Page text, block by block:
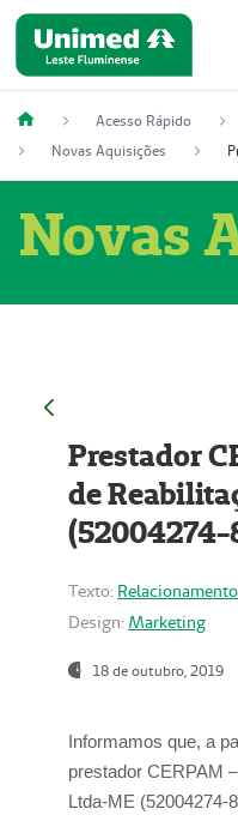
Acesso Rápido
Novas Aquisições
Novas
Prestador
de
(52004274-
Texto:
Design: Marketing
18 de outubro, 2019
Informamos que, a
prestador CERPAM
Ltda-ME (52004274-